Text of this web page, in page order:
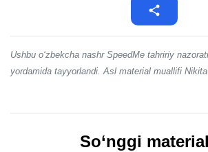
Ushbu o‘zbekcha nashr SpeedMe tahririy
yordamida tayyorlandi. Asl material muallifi
So‘nggi